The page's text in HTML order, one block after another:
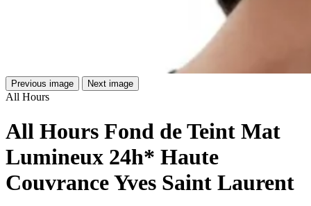
Previous image Next image
All Hours
All Hours Fond de Teint Mat
Lumineux 24h* Haute
Couvrance Yves Saint Laurent